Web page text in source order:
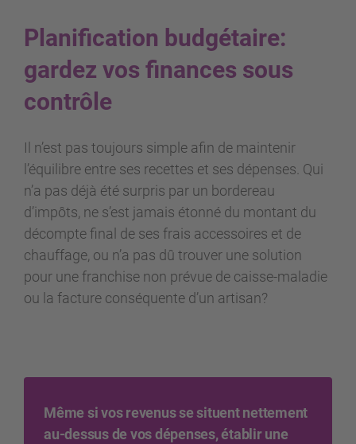
Planification budgétaire:
gardez vos finances sous
contrôle
Il n’est pas toujours simple afin de maintenir
l’équilibre entre ses recettes et ses dépenses. Qui
n’a pas déjà été surpris par un bordereau
d’impôts, ne s’est jamais étonné du montant du
décompte final de ses frais accessoires et de
chauffage, ou n’a pas dû trouver une solution
pour une franchise non prévue de caisse-maladie
ou la facture conséquente d’un artisan?
Même si vos revenus se situent nettement
au-dessus de vos dépenses, établir une